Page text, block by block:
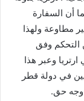
أن السفارة
غير مطاوعة ولهذا
التحكم وفق
وعبر هذا
في دولة قطر
وجه حق.